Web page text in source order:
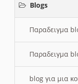
Blogs
Παραδειγμα
Παραδειγμα
blog για μια